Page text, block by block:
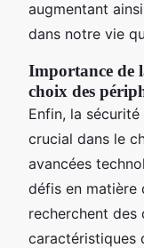
augmentant
dans notre vie
Importance de
choix des
Enfin, la
crucial dans le
avancées
défis en matière
recherchent
caractéristiques